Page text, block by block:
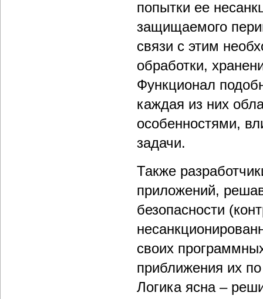
попытки ее
защищаемого
связи с этим
обработки,
Функционал
каждая из них
особенностями,
задачи.
Также
приложений,
безопасности
своих
приближения их
Логика ясна –